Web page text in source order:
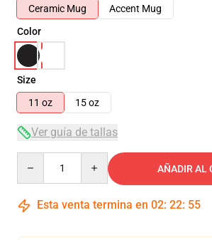
Ceramic Mug
Accent Mug
Color
Size
11 oz
15 oz
Ver guía de tallas
AÑADIR AL
Esta venta termina en 02: 22: 55